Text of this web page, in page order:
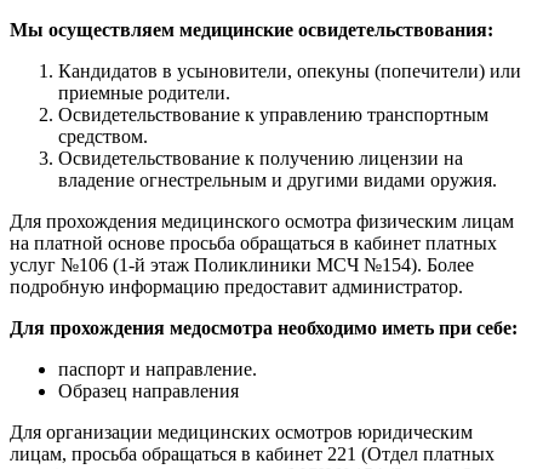
Мы осуществляем медицинские освидетельствования:
Кандидатов в усыновители, опекуны (попечители) или
приемные родители.
Освидетельствование к управлению транспортным
средством.
Освидетельствование к получению лицензии на
владение огнестрельным и другими видами оружия.
Для прохождения медицинского осмотра физическим лицам
на платной основе просьба обращаться в кабинет платных
услуг №106 (1-й этаж Поликлиники МСЧ №154). Более
подробную информацию предоставит администратор.
Для прохождения медосмотра необходимо иметь при себе:
паспорт и направление.
Образец направления
Для организации медицинских осмотров юридическим
лицам, просьба обращаться в кабинет 221 (Отдел платных